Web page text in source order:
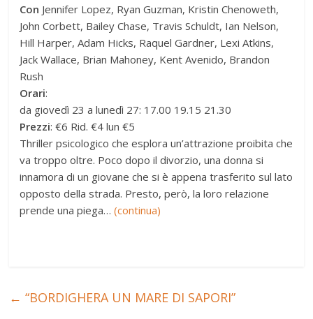
Con Jennifer Lopez, Ryan Guzman, Kristin Chenoweth,
John Corbett, Bailey Chase, Travis Schuldt, Ian Nelson,
Hill Harper, Adam Hicks, Raquel Gardner, Lexi Atkins,
Jack Wallace, Brian Mahoney, Kent Avenido, Brandon
Rush
Orari:
da giovedì 23 a lunedì 27: 17.00 19.15 21.30
Prezzi: €6 Rid. €4 lun €5
Thriller psicologico che esplora un’attrazione proibita che
va troppo oltre. Poco dopo il divorzio, una donna si
innamora di un giovane che si è appena trasferito sul lato
opposto della strada. Presto, però, la loro relazione
prende una piega…(continua)
← “BORDIGHERA UN MARE DI SAPORI”